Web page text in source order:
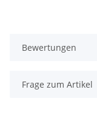
Bewertungen
Frage zum Artikel